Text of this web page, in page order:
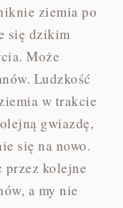
ziemia po
się dzikim
Może
Ludzkość
w trakcie
gwiazdę,
się na nowo.
przez kolejne
a my nie